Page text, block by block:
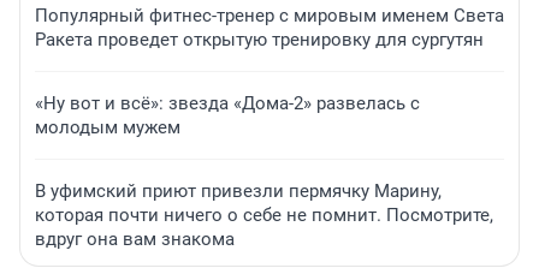
Популярный фитнес-тренер с мировым именем Света
Ракета проведет открытую тренировку для сургутян
«Ну вот и всё»: звезда «Дома-2» развелась с
молодым мужем
В уфимский приют привезли пермячку Марину,
которая почти ничего о себе не помнит. Посмотрите,
вдруг она вам знакома